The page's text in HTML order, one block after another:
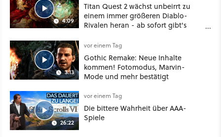
4:09
Titan Quest 2 wächst unbeirrt zu
einem immer größeren Diablo-
Rivalen heran - ab sofort gibt's
Klasse
3:13
vor einem Tag
Gothic Remake: Neue Inhalte
kommen! Fotomodus, Marvin-
Mode und mehr bestätigt
26:22
vor einem Tag
Die bittere Wahrheit über AAA-
Spiele